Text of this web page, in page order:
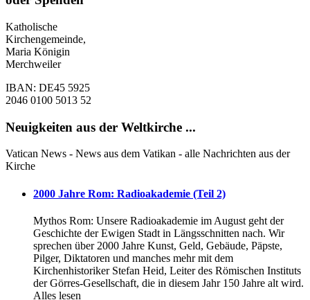
Katholische
Kirchengemeinde,
Maria Königin
Merchweiler
IBAN: DE45 5925
2046 0100 5013 52
Neuigkeiten aus der Weltkirche ...
Vatican News - News aus dem Vatikan - alle Nachrichten aus der
Kirche
2000 Jahre Rom: Radioakademie (Teil 2)
Mythos Rom: Unsere Radioakademie im August geht der
Geschichte der Ewigen Stadt in Längsschnitten nach. Wir
sprechen über 2000 Jahre Kunst, Geld, Gebäude, Päpste,
Pilger, Diktatoren und manches mehr mit dem
Kirchenhistoriker Stefan Heid, Leiter des Römischen Instituts
der Görres-Gesellschaft, die in diesem Jahr 150 Jahre alt wird.
Alles lesen